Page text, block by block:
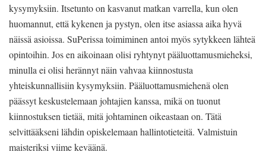
kysymyksiin. Itsetunto on kasvanut matkan varrella, kun olen
huomannut, että kykenen ja pystyn, olen itse asiassa aika hyvä
näissä asioissa. SuPerissa toimiminen antoi myös sytykkeen lähteä
opintoihin. Jos en aikoinaan olisi ryhtynyt pääluottamusmieheksi,
minulla ei olisi herännyt näin vahvaa kiinnostusta
yhteiskunnallisiin kysymyksiin. Pääluottamusmiehenä olen
päässyt keskustelemaan johtajien kanssa, mikä on tuonut
kiinnostuksen tietää, mitä johtaminen oikeastaan on. Tätä
selvittääkseni lähdin opiskelemaan hallintotieteitä. Valmistuin
maisteriksi viime keväänä.